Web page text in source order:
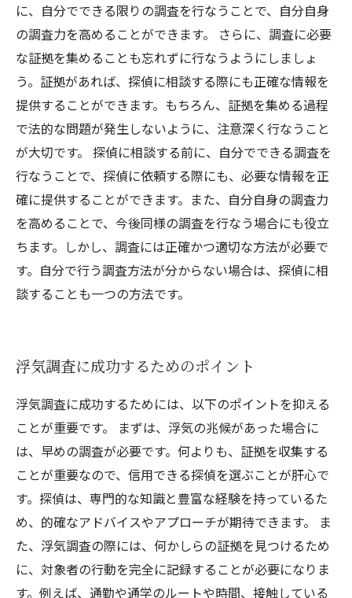
に、自分でできる限りの調査を行なうことで、自分自身
の調査力を高めることができます。 さらに、調査に必要
な証拠を集めることも忘れずに行なうようにしましょ
う。証拠があれば、探偵に相談する際にも正確な情報を
提供することができます。もちろん、証拠を集める過程
で法的な問題が発生しないように、注意深く行なうこと
が大切です。 探偵に相談する前に、自分でできる調査を
行なうことで、探偵に依頼する際にも、必要な情報を正
確に提供することができます。また、自分自身の調査力
を高めることで、今後同様の調査を行なう場合にも役立
ちます。しかし、調査には正確かつ適切な方法が必要で
す。自分で行う調査方法が分からない場合は、探偵に相
談することも一つの方法です。
浮気調査に成功するためのポイント
浮気調査に成功するためには、以下のポイントを抑える
ことが重要です。 まずは、浮気の兆候があった場合に
は、早めの調査が必要です。何よりも、証拠を収集する
ことが重要なので、信用できる探偵を選ぶことが肝心で
す。探偵は、専門的な知識と豊富な経験を持っているた
め、的確なアドバイスやアプローチが期待できます。 ま
た、浮気調査の際には、何かしらの証拠を見つけるため
に、対象者の行動を完全に記録することが必要になりま
す。例えば、通勤や通学のルートや時間、接触している